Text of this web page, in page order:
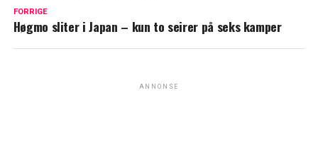
FORRIGE
Høgmo sliter i Japan – kun to seirer på seks kamper
ANNONSE